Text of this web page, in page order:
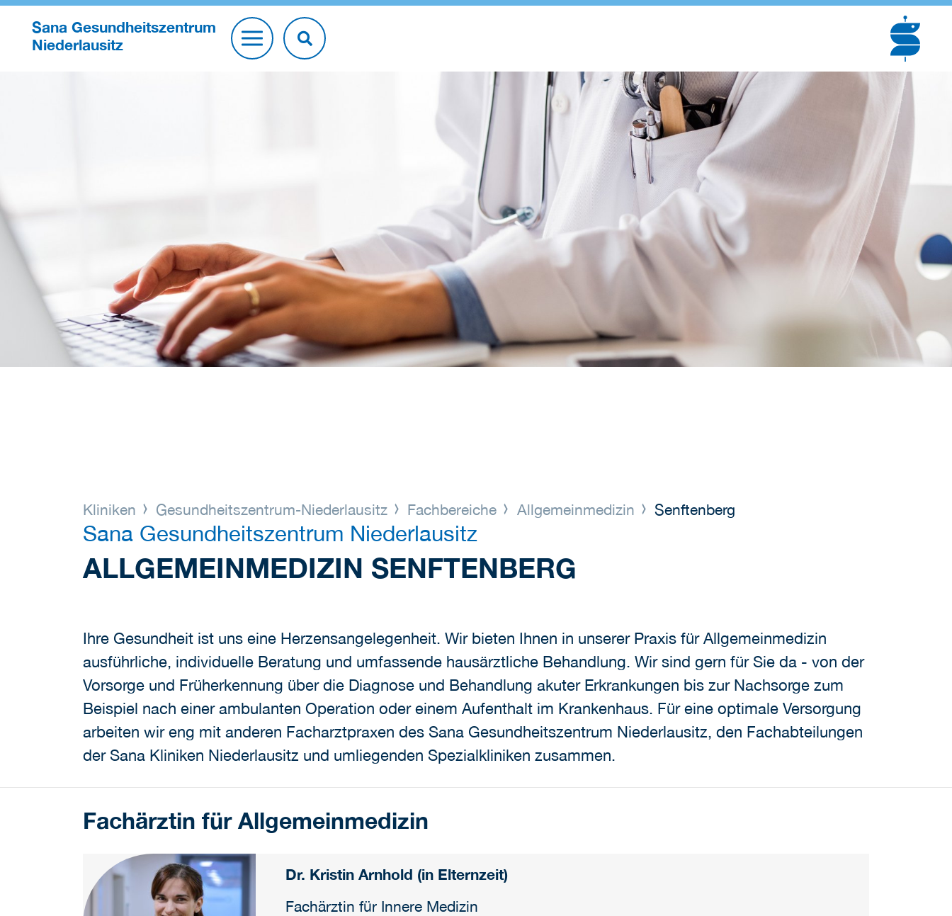
Sana Gesundheitszentrum
Niederlausitz
Kliniken Gesundheitszentrum-Niederlausitz Fachbereiche Allgemeinmedizin Senftenberg
Sana Gesundheitszentrum Niederlausitz
ALLGEMEINMEDIZIN SENFTENBERG
Ihre Gesundheit ist uns eine Herzensangelegenheit. Wir bieten Ihnen in unserer Praxis für Allgemeinmedizin
ausführliche, individuelle Beratung und umfassende hausärztliche Behandlung. Wir sind gern für Sie da - von der
Vorsorge und Früherkennung über die Diagnose und Behandlung akuter Erkrankungen bis zur Nachsorge zum
Beispiel nach einer ambulanten Operation oder einem Aufenthalt im Krankenhaus. Für eine optimale Versorgung
arbeiten wir eng mit anderen Facharztpraxen des Sana Gesundheitszentrum Niederlausitz, den Fachabteilungen
der Sana Kliniken Niederlausitz und umliegenden Spezialkliniken zusammen.
Fachärztin für Allgemeinmedizin
Dr. Kristin Arnhold (in Elternzeit)
Fachärztin für Innere Medizin